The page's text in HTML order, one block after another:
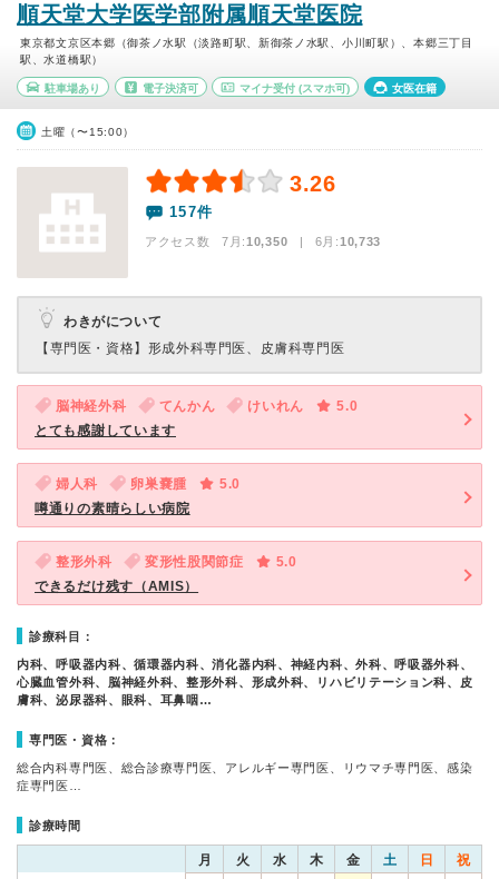
順天堂大学医学部附属順天堂医院
東京都文京区本郷（御茶ノ水駅（淡路町駅、新御茶ノ水駅、小川町駅）、本郷三丁目
駅、水道橋駅）
駐車場あり 電子決済可 マイナ受付 (スマホ可) 女医在籍
土曜（〜15:00）
3.26
157件
アクセス数 7月:10,350 | 6月:10,733
わきがについて
【専門医・資格】 形成外科専門医、皮膚科専門医
脳神経外科 てんかん けいれん
5.0
とても感謝しています
婦人科 卵巣嚢腫
5.0
噂通りの素晴らしい病院
整形外科 変形性股関節症
5.0
できるだけ残す（AMIS）
診療科目：
内科、呼吸器内科、循環器内科、消化器内科、神経内科、外科、呼吸器外科、
心臓血管外科、脳神経外科、整形外科、形成外科、リハビリテーション科、皮
膚科、泌尿器科、眼科、耳鼻咽…
専門医・資格：
総合内科専門医、総合診療専門医、アレルギー専門医、リウマチ専門医、感染
症専門医…
診療時間
月 火 水 木 金 土 日 祝